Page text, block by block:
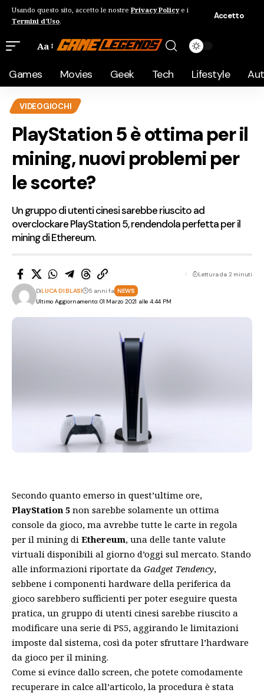
Usando questo sito, accetto le nostre Privacy Policye i
Termini d'Uso.
Accetto
Aa
Games Movies Geek Tech Lifestyle
VIDEOGIOCHI
PlayStation 5 è ottima per il
mining, nuovi problemi per
le scorte?
Un gruppo di utenti cinesi sarebbe riuscito ad
overclockare PlayStation 5, rendendola perfetta per il
mining di Ethereum.
Ultimo Aggiornamento: 01 Marzo 2021 alle 4:44 PM
DiLUCA DI BLASI 5 anni fa NEWS
Lettura da 2 minuti
Secondo quanto emerso in quest’ultime ore,
PlayStation 5 non sarebbe solamente un ottima
console da gioco, ma avrebbe tutte le carte in regola
per il mining di Ethereum, una delle tante valute
virtuali disponibili al giorno d’oggi sul mercato. Stando
alle informazioni riportate da Gadget Tendency,
sebbene i componenti hardware della periferica da
gioco sarebbero sufficienti per poter eseguire questa
pratica, un gruppo di utenti cinesi sarebbe riuscito a
modificare una serie di PS5, aggirando le limitazioni
imposte dal sistema, così da poter sfruttare l’hardware
da gioco per il mining.
Come si evince dallo screen, che potete comodamente
recuperare in calce all’articolo, la procedura è stata